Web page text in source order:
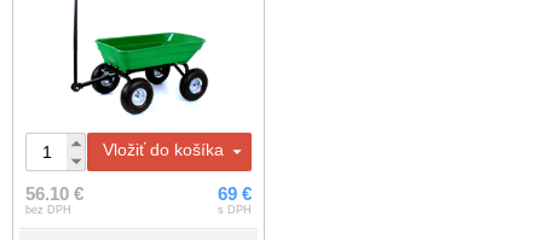
Vložiť do košíka
56.10 €
bez DPH
69 €
s DPH